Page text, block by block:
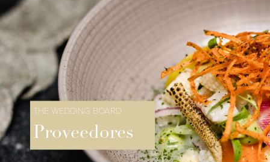
THE WEDDING BOARD
Proveedores